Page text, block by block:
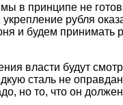
в принципе не
рубля
и будем
власти будут
сталь не
но то, что он